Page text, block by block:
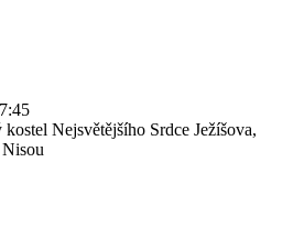
kostel Nejsvětějšího Srdce Ježíšova,